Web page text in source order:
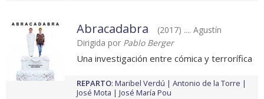
Abracadabra
(2017) .... Agustín
Dirigida por Pablo Berger
Una investigación entre cómica y terrorífica
REPARTO: Maribel Verdú
Antonio de la Torre
José Mota
José María Pou